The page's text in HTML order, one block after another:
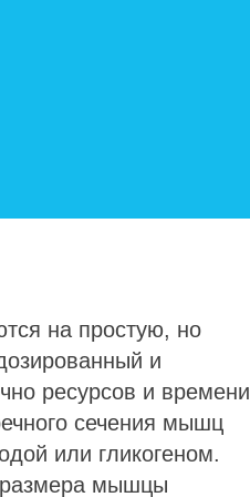
на простую, но
и
ресурсов и времени
сечения мышц
или гликогеном.
мышцы